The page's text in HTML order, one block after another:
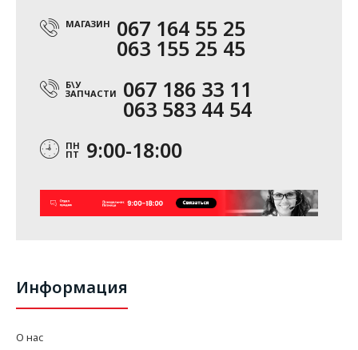
МАГАЗИН 067 164 55 25
063 155 25 45
Б\У
ЗАПЧАСТИ 067 186 33 11
063 583 44 54
ПН
ПТ 9:00-18:00
Информация
О нас